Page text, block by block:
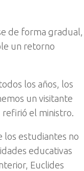
de forma gradual,
un retorno
los años, los
un visitante
refirió el ministro.
los estudiantes no
educativas
Euclides